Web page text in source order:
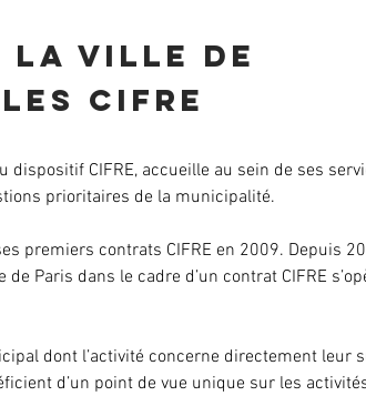
la Ville de
les cifre
dispositif CIFRE, accueille au sein de ses
prioritaires de la municipalité.
premiers contrats CIFRE en 2009. Depuis
de Paris dans le cadre d’un contrat CIFRE
dont l’activité concerne directement leur
d’un point de vue unique sur les